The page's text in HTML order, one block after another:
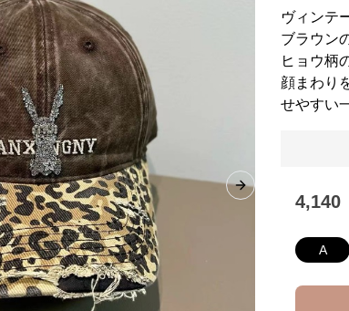
Next slide
ヴィンテ
ブラウン
ヒョウ柄
顔まわり
せやすい
4,140
A